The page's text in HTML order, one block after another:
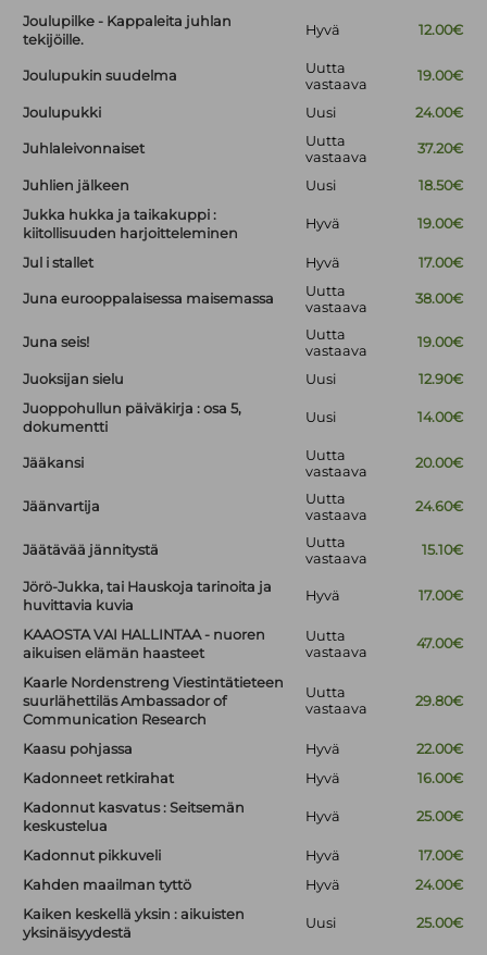
Joulupilke - Kappaleita juhlan
tekijöille.
Hyvä 12.00€
Joulupukin suudelma
Uutta
vastaava
19.00€
Joulupukki Uusi 24.00€
Juhlaleivonnaiset
Uutta
vastaava
37.20€
Juhlien jälkeen Uusi
18.50€
Jukka hukka ja taikakuppi :
kiitollisuuden harjoitteleminen
Hyvä 19.00€
Jul i stallet Hyvä 17.00€
Juna eurooppalaisessa maisemassa
Uutta
vastaava
38.00€
Juna seis!
Uutta
vastaava
19.00€
Juoksijan sielu Uusi
12.90€
Juoppohullun päiväkirja : osa 5,
dokumentti
Uusi 14.00€
Jääkansi
Uutta
vastaava
20.00€
Jäänvartija
Uutta
vastaava
24.60€
Jäätävää jännitystä
Uutta
vastaava
15.10€
Jörö-Jukka, tai Hauskoja tarinoita ja
huvittavia kuvia
Hyvä 17.00€
KAAOSTA VAI HALLINTAA - nuoren
aikuisen elämän haasteet
Uutta
vastaava
47.00€
Kaarle Nordenstreng Viestintätieteen
suurlähettiläs Ambassador of
Communication Research
Uutta
vastaava
29.80€
Kaasu pohjassa Hyvä
22.00€
Kadonneet retkirahat
Hyvä
16.00€
Kadonnut kasvatus : Seitsemän
keskustelua
Hyvä 25.00€
Kadonnut pikkuveli Hyvä
17.00€
Kahden maailman tyttö
Hyvä
24.00€
Kaiken keskellä yksin : aikuisten
yksinäisyydestä
Uusi 25.00€